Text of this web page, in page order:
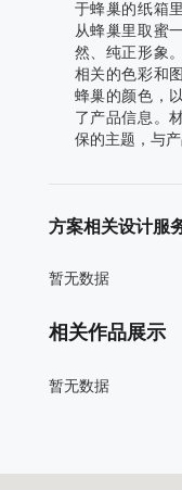
于蜂巢的纸箱
从蜂巢里取蜜
然、纯正形象
相关的色彩和
蜂巢的颜色，
了产品信息。
保的主题，与产
方案相关设计服
暂无数据
相关作品展示
暂无数据